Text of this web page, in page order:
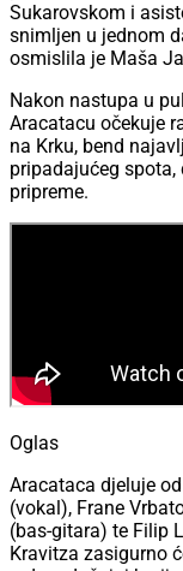
Sukarovskom i
snimljen u jednom
osmislila je Maša
Nakon nastupa u
Aracatacu očekuje
na Krku, bend
pripadajućeg
pripreme.
Oglas
Aracataca djeluje
(vokal), Frane
(bas-gitara) te Filip
Kravitza zasigurno